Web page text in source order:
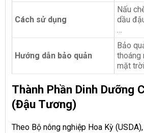
Cách sử dụng
Nấu
dầu
…
Hướng dẫn bảo quản
Bảo
thoáng
mặt trời
Thành Phần Dinh Dưỡng
(đậu Tương)
Theo Bộ nông nghiệp Hoa Kỳ